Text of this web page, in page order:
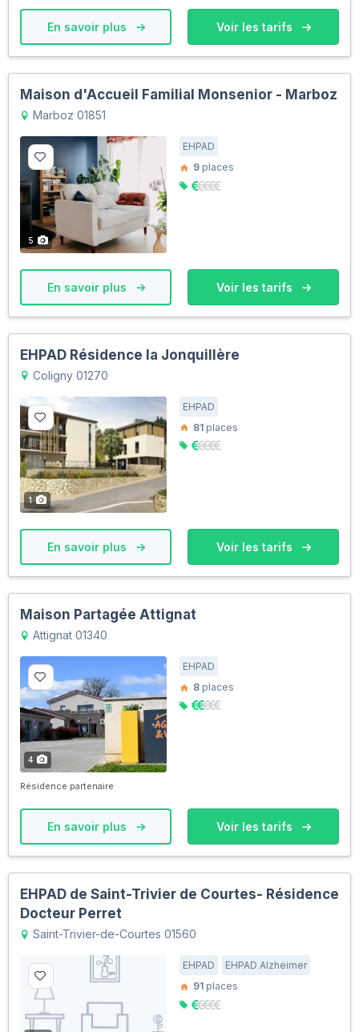
En savoir plus Voir les tarifs
Maison d'Accueil Familial Monsenior - Marboz
Marboz 01851
5
EHPAD
9 places
En savoir plus Voir les tarifs
EHPAD Résidence la Jonquillère
Coligny 01270
1
EHPAD
81 places
En savoir plus Voir les tarifs
Maison Partagée Attignat
Attignat 01340
4
EHPAD
8 places
Résidence partenaire
En savoir plus Voir les tarifs
EHPAD de Saint-Trivier de Courtes- Résidence
Docteur Perret
Saint-Trivier-de-Courtes 01560
EHPAD
EHPAD Alzheimer
91 places